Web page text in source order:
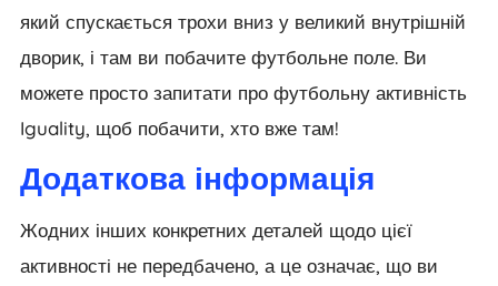
який спускається трохи вниз у великий внутрішній
дворик, і там ви побачите футбольне поле. Ви
можете просто запитати про футбольну активність
Iguality, щоб побачити, хто вже там!
Додаткова інформація
Жодних інших конкретних деталей щодо цієї
активності не передбачено, а це означає, що ви